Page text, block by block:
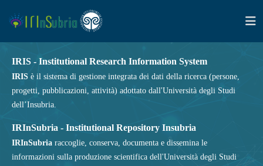
IRIS - Institutional Research Information System
IRIS è il sistema di gestione integrata dei dati della ricerca (persone,
progetti, pubblicazioni, attività) adottato dall'Università degli Studi
dell’Insubria.
IRInSubria - Institutional Repository Insubria
IRInSubria raccoglie, conserva, documenta e dissemina le
informazioni sulla produzione scientifica dell'Università degli Studi